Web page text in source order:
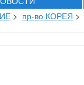
> пр-во КОРЕЯ >